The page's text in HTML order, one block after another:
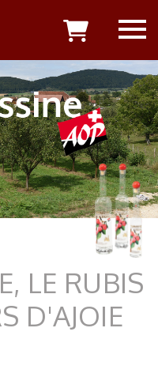
LE RUBIS
D'AJOIE